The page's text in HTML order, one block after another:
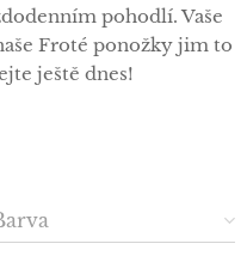
pohodlí. Vaše
Froté ponožky jim to
ještě dnes!